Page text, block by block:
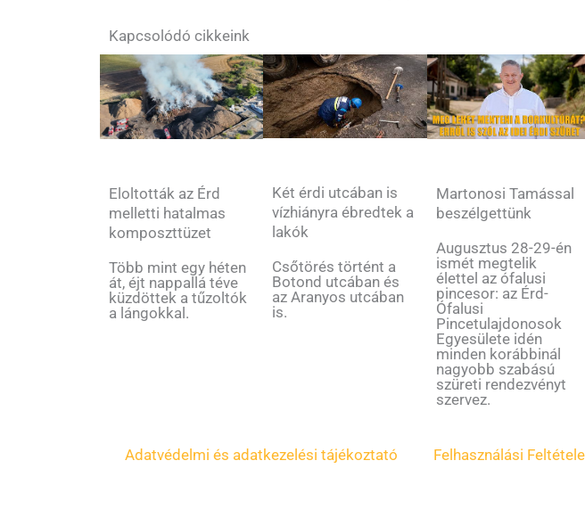
Kapcsolódó cikkeink
Eloltották az Érd
melletti hatalmas
komposzttüzet
Több mint egy héten
át, éjt nappallá téve
küzdöttek a tűzoltók
a lángokkal.
Két érdi utcában is
vízhiányra ébredtek a
lakók
Csőtörés történt a
Botond utcában és
az Aranyos utcában
is.
Martonosi Tamással
beszélgettünk
Augusztus 28-29-én
ismét megtelik
élettel az ófalusi
pincesor: az Érd-
Ófalusi
Pincetulajdonosok
Egyesülete idén
minden korábbinál
nagyobb szabású
szüreti rendezvényt
szervez.
Adatvédelmi és adatkezelési tájékoztató Felhasználási